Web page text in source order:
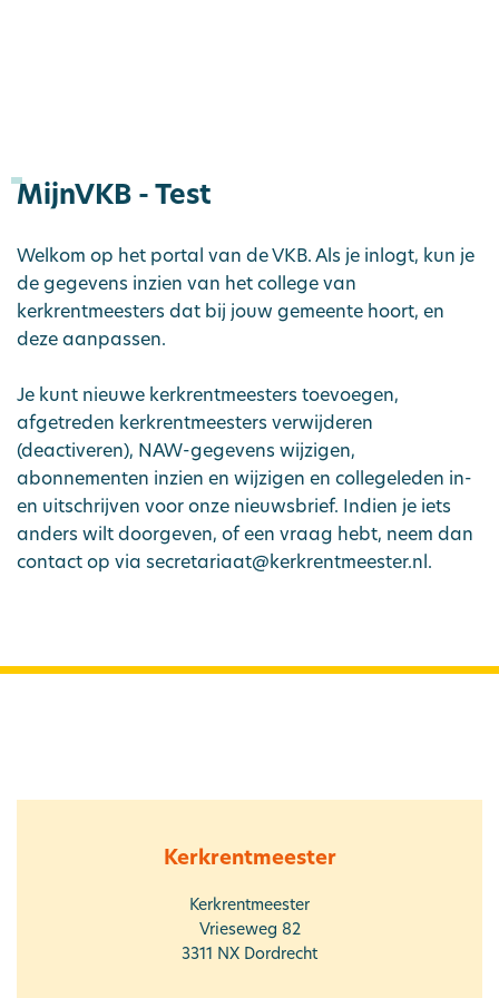
MijnVKB - Test
​​Welkom op het portal van de VKB. Als je inlogt, kun je
de gegevens inzien van het college van
kerkrentmeesters dat bij jouw gemeente hoort, en
deze aanpassen.
Je kunt nieuwe kerkrentmeesters toevoegen,
afgetreden kerkrentmeesters verwijderen
(deactiveren), NAW-gegevens wijzigen,
abonnementen inzien en wijzigen en collegeleden in-
en uitschrijven voor onze nieuwsbrief. Indien je iets
anders wilt doorgeven, of een vraag hebt, neem dan
contact op via secretariaat@kerkrentmeester.nl.
Kerkrentmeester
Kerkrentmeester
Vrieseweg 82
3311 NX Dordrecht